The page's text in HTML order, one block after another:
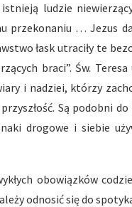
ludzie
przekonaniu … Jezus
łask utraciły te
braci”. Św.
i nadziei, którzy
Są podobni
drogowe i siebie
obowiązków
odnosić się do